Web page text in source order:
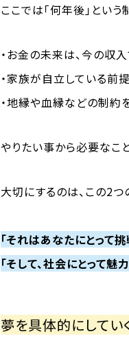
ここでは「何年後」とい
・お金の未来は、今の収
・家族が自立している前
・地縁や血縁などの制約
やりたい事から必要なこ
大切にするのは、この2つ
「それはあなたにとって挑
「そして、社会にとって魅
夢を具体的にしてい